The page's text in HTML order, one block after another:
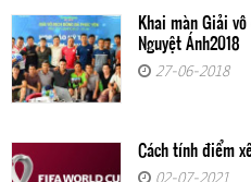
Khai màn Giải
Nguyệt Ánh2018
27-06-2018
Cách tính điểm
02-07-2021